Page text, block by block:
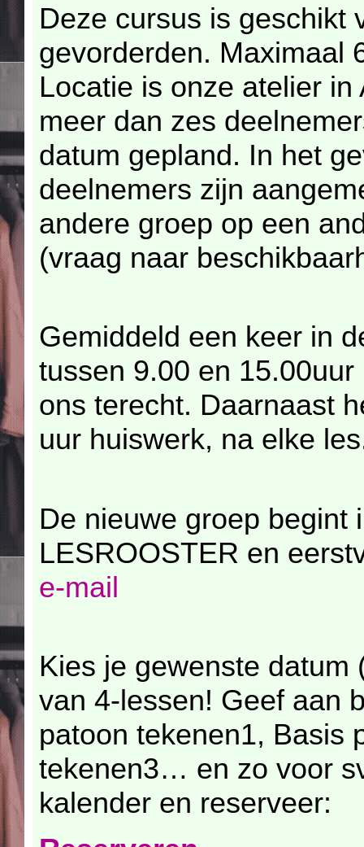
Deze cursus is geschikt
gevorderden. Maximaal
Locatie is onze atelier
meer dan zes
datum gepland. In het
deelnemers zijn
andere groep op een
(vraag naar
Gemiddeld een keer in
tussen 9.00 en
ons terecht. Daarnaast
uur huiswerk, na elke
De nieuwe groep begint
LESROOSTER en
e-mail
Kies je gewenste datum
van 4-lessen! Geef aan
patoon tekenen1, Basis
tekenen3… en zo voor
kalender en reserveer: